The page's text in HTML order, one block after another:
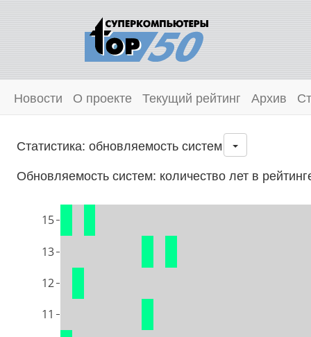
Новости О проекте Текущий рейтинг Архив
Статистика: обновляемость систем
Обновляемость систем: количество лет в
11
12
13
15